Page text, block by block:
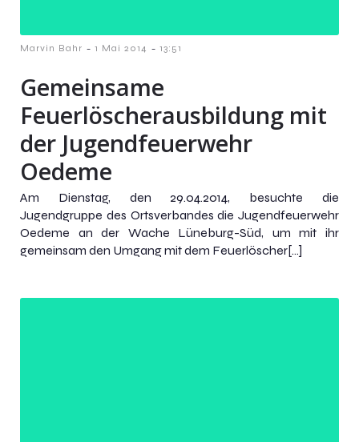
Marvin Bahr - 1 Mai 2014 - 13:51
Gemeinsame
Feuerlöscherausbildung mit
der Jugendfeuerwehr
Oedeme
Am Dienstag, den 29.04.2014, besuchte die
Jugendgruppe des Ortsverbandes die Jugendfeuerwehr
Oedeme an der Wache Lüneburg-Süd, um mit ihr
gemeinsam den Umgang mit dem Feuerlöscher[…]